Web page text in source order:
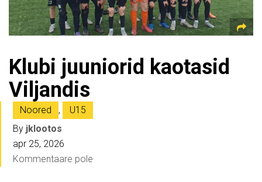
Klubi juuniorid kaotasid
Viljandis
Noored ,
U15
By jklootos
apr 25, 2026
Kommentaare pole